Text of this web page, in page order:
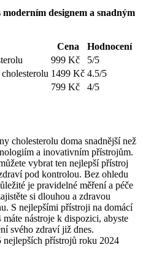
designem a snadným
Cena
Hodnocení
999 Kč
5/5
1499 Kč 4.5/5
799 Kč 4/5
cholesterolu doma snadnější než
a inovativním přístrojům.
vybrat ten nejlepší přístroj
pod kontrolou. Bez ohledu
je pravidelné měření a péče
si dlouhou a zdravou
S nejlepšími přístroji na domácí
nástroje k dispozici, abyste
svého zdraví již dnes.